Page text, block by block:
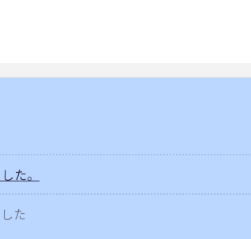
た。
た